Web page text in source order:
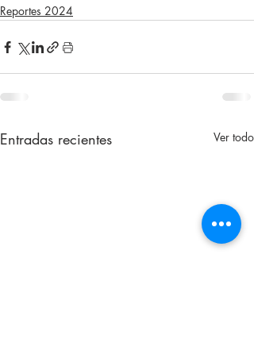
Reportes 2024
Entradas recientes Ver todo